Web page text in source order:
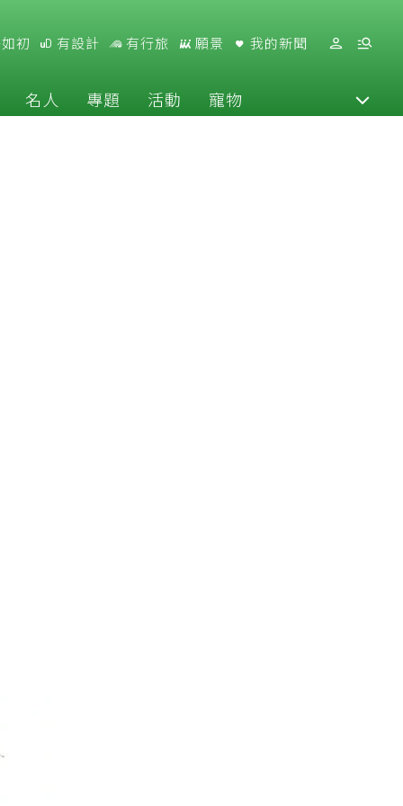
初 有設計 有行旅 願景 我的新聞
名人 專題 活動 寵物